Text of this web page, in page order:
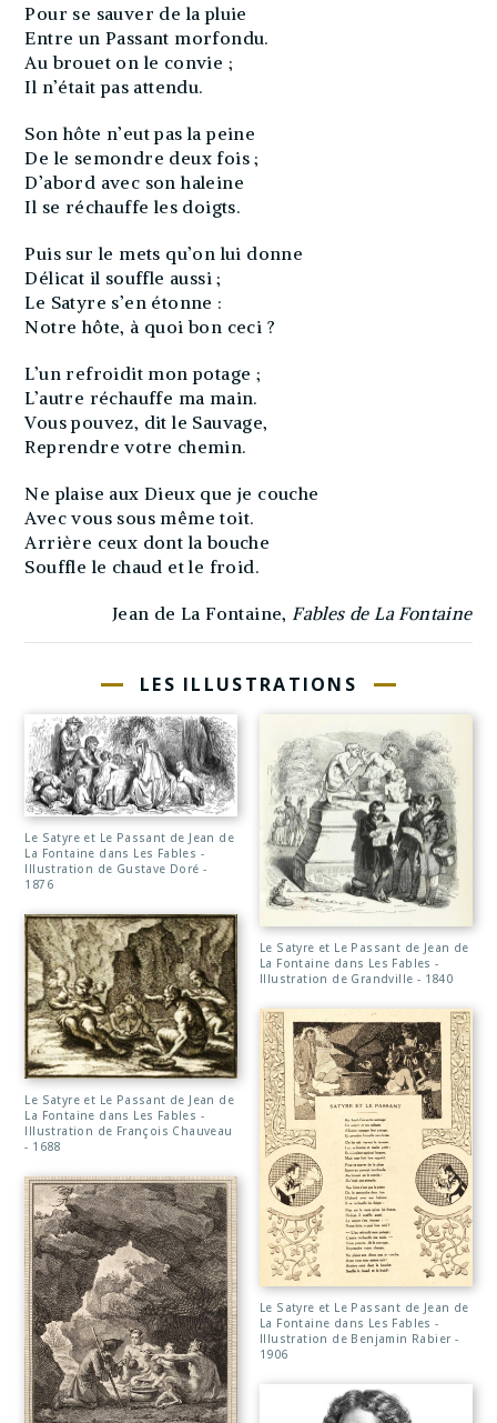
Pour se sauver de la pluie
Entre un Passant morfondu.
Au brouet on le convie ;
Il n’était pas attendu.
Son hôte n’eut pas la peine
De le semondre deux fois ;
D’abord avec son haleine
Il se réchauffe les doigts.
Puis sur le mets qu’on lui donne
Délicat il souffle aussi ;
Le Satyre s’en étonne :
Notre hôte, à quoi bon ceci ?
L’un refroidit mon potage ;
L’autre réchauffe ma main.
Vous pouvez, dit le Sauvage,
Reprendre votre chemin.
Ne plaise aux Dieux que je couche
Avec vous sous même toit.
Arrière ceux dont la bouche
Souffle le chaud et le froid.
Jean de La Fontaine, Fables de La Fontaine
LES ILLUSTRATIONS
Le Satyre et Le Passant de Jean de
La Fontaine dans Les Fables -
Illustration de Gustave Doré -
1876
Le Satyre et Le Passant de Jean de
La Fontaine dans Les Fables -
Illustration de François Chauveau
- 1688
Le Satyre et Le Passant de Jean de
La Fontaine dans Les Fables -
Illustration de Grandville - 1840
Le Satyre et Le Passant de Jean de
La Fontaine dans Les Fables -
Illustration de Benjamin Rabier -
1906